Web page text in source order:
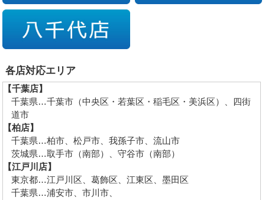
各店対応エリア
【千葉店】
千葉県…千葉市（中央区・若葉区・稲毛区・美浜区）、四街
道市
【柏店】
千葉県…柏市、松戸市、我孫子市、流山市
茨城県…取手市（南部）、守谷市（南部）
【江戸川店】
東京都…江戸川区、葛飾区、江東区、墨田区
千葉県…浦安市、市川市、